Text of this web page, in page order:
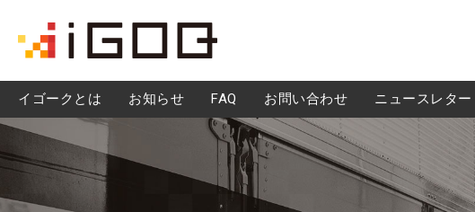
FAQ
イゴークとは お知らせ FAQ お問い合わせ ニュースレター